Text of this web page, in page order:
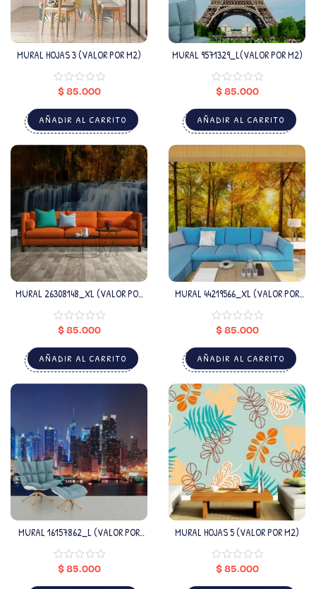
MURAL HOJAS 3 (VALOR POR M2)
$85.000
AÑADIR AL CARRITO
MURAL 9571329_L(VALOR POR M2)
$85.000
AÑADIR AL CARRITO
MURAL 26308148_XL (VALOR POR
$85.000
AÑADIR AL CARRITO
MURAL 44219566_XL (VALOR POR
$85.000
AÑADIR AL CARRITO
MURAL 16157862_L (VALOR POR
$85.000
MURAL HOJAS 5 (VALOR POR M2)
$85.000